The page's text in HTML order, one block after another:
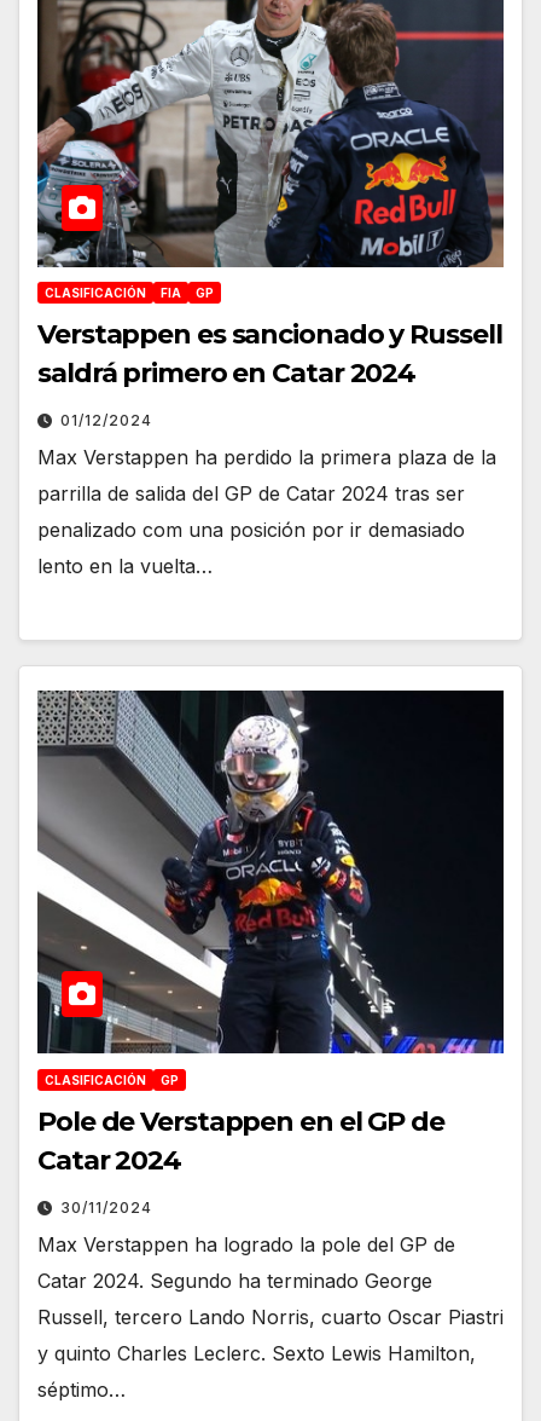
CLASIFICACIÓN FIA GP
Verstappen es sancionado y Russell
saldrá primero en Catar 2024
01/12/2024
Max Verstappen ha perdido la primera plaza de la
parrilla de salida del GP de Catar 2024 tras ser
penalizado com una posición por ir demasiado
lento en la vuelta…
CLASIFICACIÓN GP
Pole de Verstappen en el GP de
Catar 2024
30/11/2024
Max Verstappen ha logrado la pole del GP de
Catar 2024. Segundo ha terminado George
Russell, tercero Lando Norris, cuarto Oscar Piastri
y quinto Charles Leclerc. Sexto Lewis Hamilton,
séptimo…